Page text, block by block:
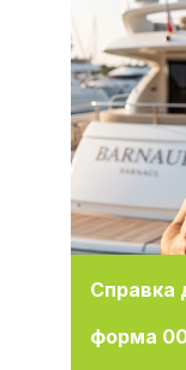
Справка
форма